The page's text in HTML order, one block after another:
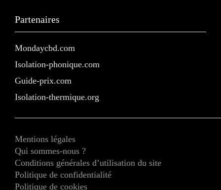
Partenaires
Mondaycbd.com
Isolation-phonique.com
Guide-prix.com
Isolation-thermique.org
Mentions légales
Qui sommes-nous ?
Conditions générales d’utilisation du site
Politique de confidentialité
Politique de cookies